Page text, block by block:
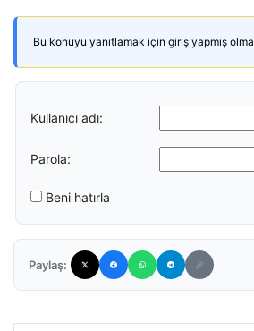
Bu konuyu yanıtlamak için giriş yapmış
Kullanıcı adı:
Parola:
Beni hatırla
Paylaş: